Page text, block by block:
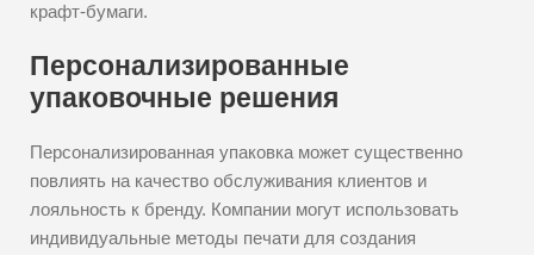
крафт-бумаги.
Персонализированные
упаковочные решения
Персонализированная упаковка может существенно
повлиять на качество обслуживания клиентов и
лояльность к бренду. Компании могут использовать
индивидуальные методы печати для создания